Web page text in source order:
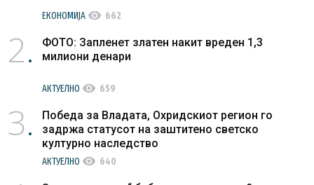
ЕКОНОМИЈА visibility 662
2
ФОТО: Запленет златен накит вреден 1,3
милиони денари
АКТУЕЛНО visibility 659
3
Победа за Владата, Охридскиот регион го
задржа статусот на заштитено светско
културно наследство
АКТУЕЛНО visibility 640